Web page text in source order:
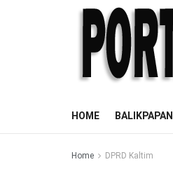
HOME BALIKPAPAN
Home DPRD Kaltim